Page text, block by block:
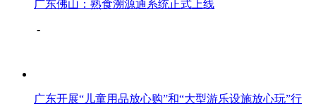
广东佛山：熟食溯源通系统正式上线
-
广东开展“儿童用品放心购”和“大型游乐设施放心玩”行